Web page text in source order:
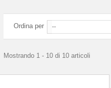
Ordina per --
Mostrando 1 - 10 di 10 articoli